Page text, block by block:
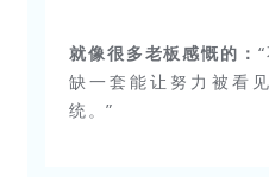
就像很多老板感慨的：
缺一套能让努力被看
统。”